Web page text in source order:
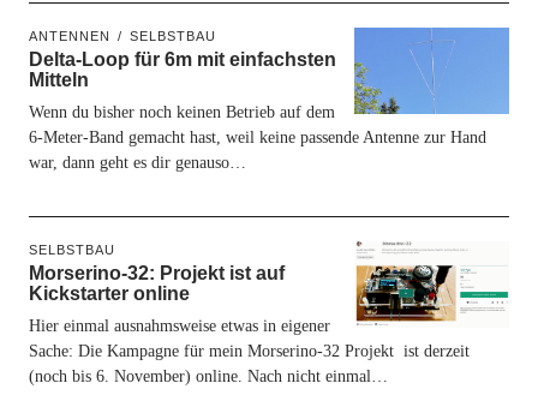
ANTENNEN SELBSTBAU
Delta-Loop für 6m mit einfachsten
Mitteln
Wenn du bisher noch keinen Betrieb auf dem
6-Meter-Band gemacht hast, weil keine passende Antenne zur Hand
war, dann geht es dir genauso…
SELBSTBAU
Morserino-32: Projekt ist auf
Kickstarter online
Hier einmal ausnahmsweise etwas in eigener
Sache: Die Kampagne für mein Morserino-32 Projekt ist derzeit
(noch bis 6. November) online. Nach nicht einmal…